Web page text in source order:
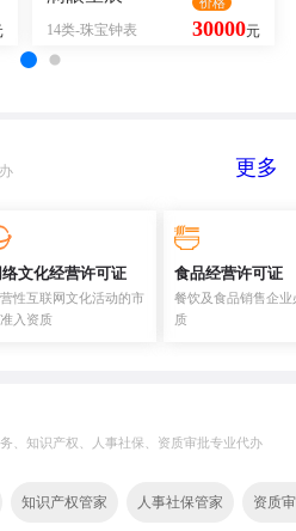
14类-珠宝钟表 30000元
更多
络文化经营许可证
性互联网文化活动的市
入资质
食品经营许可证
餐饮及食品销售企业
质
、知识产权、人事社保、资质审批专业代办
知识产权管家 人事社保管家 资质